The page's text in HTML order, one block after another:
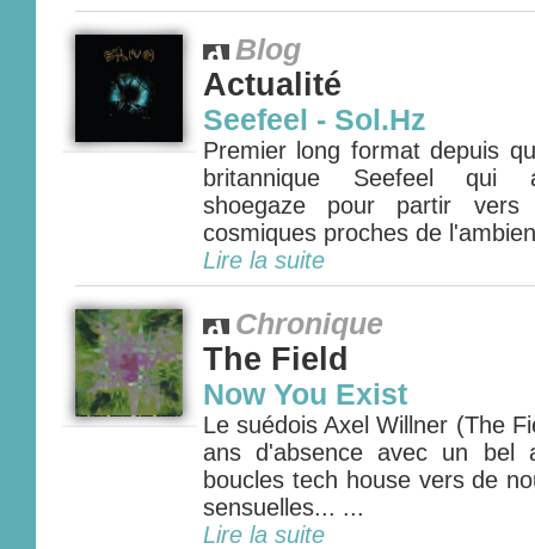
Blog
Actualité
Seefeel - Sol.Hz
Premier long format depuis
britannique Seefeel qui
shoegaze pour partir
cosmiques proches de
Lire la suite
Chronique
The Field
Now You Exist
Le suédois Axel Willner (The
ans d'absence avec un bel
boucles tech house vers de
sensuelles... ...
Lire la suite